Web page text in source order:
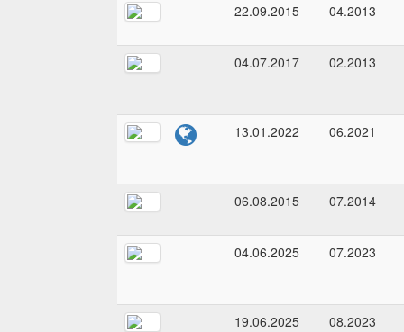
22.09.2015 04.2013
04.07.2017 02.2013
13.01.2022 06.2021
06.08.2015 07.2014
04.06.2025 07.2023
19.06.2025 08.2023